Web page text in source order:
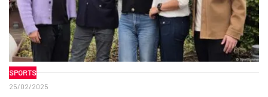
SPORTS
25/02/2025